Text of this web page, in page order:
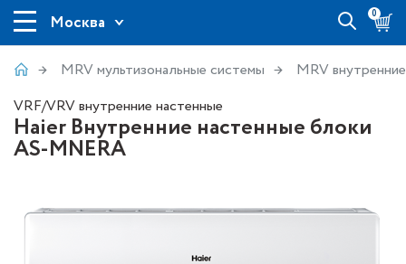
Москва 0
MRV мультизональные системы
MRV
VRF/VRV внутренние настенные
Haier Внутренние настенные блоки
AS-MNERA